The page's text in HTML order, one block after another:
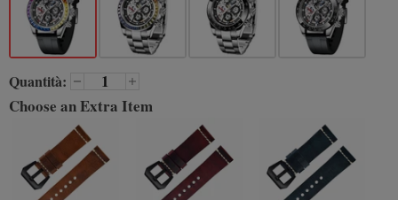
Quantità:
Choose an Extra Item